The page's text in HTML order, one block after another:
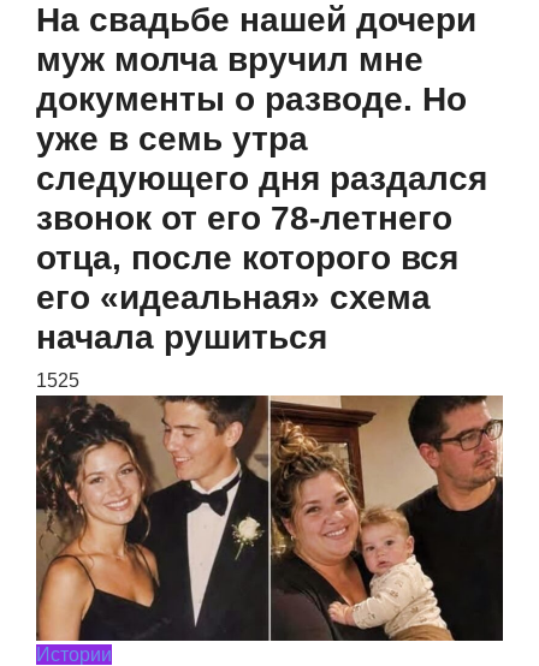
На свадьбе нашей дочери
муж молча вручил мне
документы о разводе. Но
уже в семь утра
следующего дня раздался
звонок от его 78-летнего
отца, после которого вся
его «идеальная» схема
начала рушиться
1525
Истории